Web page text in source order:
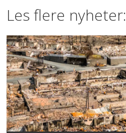
Les flere nyheter: